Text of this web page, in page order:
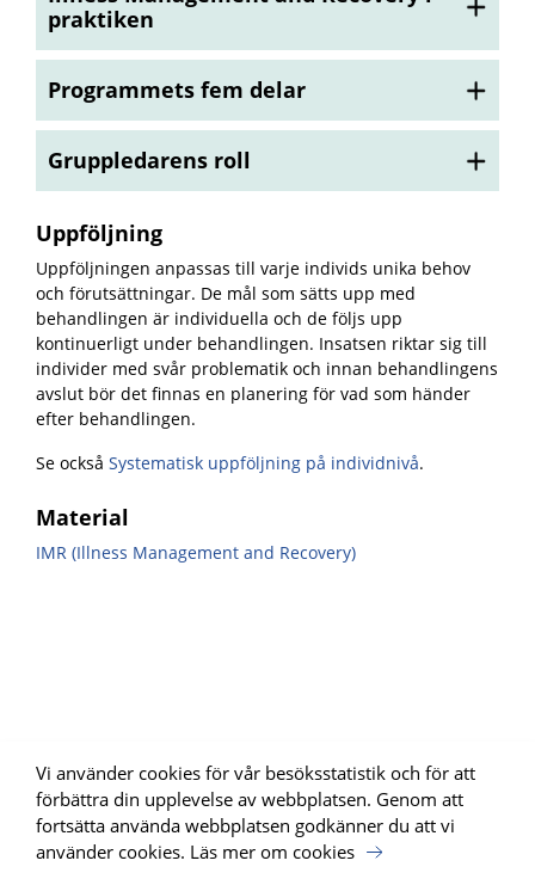
praktiken
Programmets fem delar
Gruppledarens roll
Uppföljning
Uppföljningen anpassas till varje individs unika behov
och förutsättningar. De mål som sätts upp med
behandlingen är individuella och de följs upp
kontinuerligt under behandlingen. Insatsen riktar sig till
individer med svår problematik och innan behandlingens
avslut bör det finnas en planering för vad som händer
efter behandlingen.
Se också Systematisk uppföljning på individnivå.
Material
IMR (Illness Management and Recovery)
Vi använder cookies för vår besöksstatistik och för att
förbättra din upplevelse av webbplatsen. Genom att
fortsätta använda webbplatsen godkänner du att vi
använder cookies. Läs mer om cookies